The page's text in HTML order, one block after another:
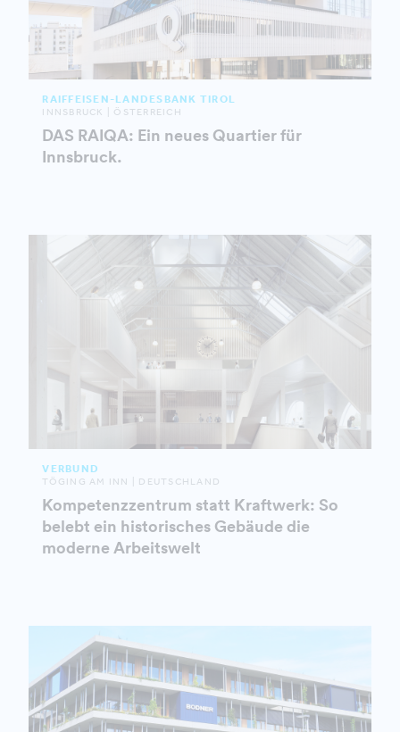
RAIFFEISEN-LANDESBANK TIROL
INNSBRUCK | ÖSTERREICH
DAS RAIQA: Ein neues Quartier für
Innsbruck.
VERBUND
TÖGING AM INN | DEUTSCHLAND
Kompetenzzentrum statt Kraftwerk: So
belebt ein historisches Gebäude die
moderne Arbeitswelt